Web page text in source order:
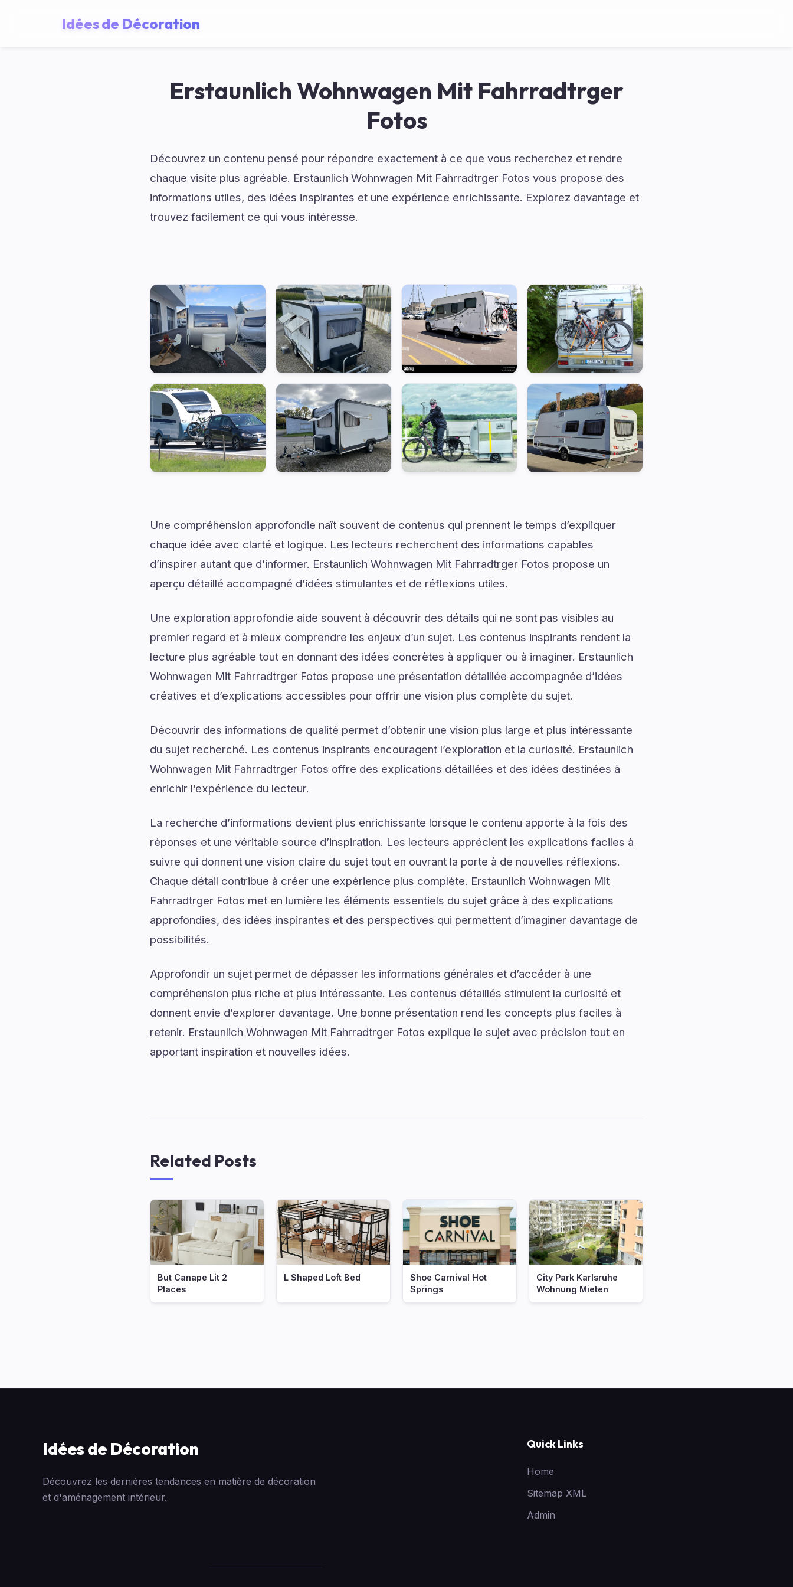
Idées de Décoration
Erstaunlich Wohnwagen Mit Fahrradtrger
Fotos
Découvrez un contenu pensé pour répondre exactement à ce que vous recherchez et rendre
chaque visite plus agréable. Erstaunlich Wohnwagen Mit Fahrradtrger Fotos vous propose des
informations utiles, des idées inspirantes et une expérience enrichissante. Explorez davantage et
trouvez facilement ce qui vous intéresse.
Une compréhension approfondie naît souvent de contenus qui prennent le temps d’expliquer
chaque idée avec clarté et logique. Les lecteurs recherchent des informations capables
d’inspirer autant que d’informer. Erstaunlich Wohnwagen Mit Fahrradtrger Fotos propose un
aperçu détaillé accompagné d’idées stimulantes et de réflexions utiles.
Une exploration approfondie aide souvent à découvrir des détails qui ne sont pas visibles au
premier regard et à mieux comprendre les enjeux d’un sujet. Les contenus inspirants rendent la
lecture plus agréable tout en donnant des idées concrètes à appliquer ou à imaginer. Erstaunlich
Wohnwagen Mit Fahrradtrger Fotos propose une présentation détaillée accompagnée d’idées
créatives et d’explications accessibles pour offrir une vision plus complète du sujet.
Découvrir des informations de qualité permet d’obtenir une vision plus large et plus intéressante
du sujet recherché. Les contenus inspirants encouragent l’exploration et la curiosité. Erstaunlich
Wohnwagen Mit Fahrradtrger Fotos offre des explications détaillées et des idées destinées à
enrichir l’expérience du lecteur.
La recherche d’informations devient plus enrichissante lorsque le contenu apporte à la fois des
réponses et une véritable source d’inspiration. Les lecteurs apprécient les explications faciles à
suivre qui donnent une vision claire du sujet tout en ouvrant la porte à de nouvelles réflexions.
Chaque détail contribue à créer une expérience plus complète. Erstaunlich Wohnwagen Mit
Fahrradtrger Fotos met en lumière les éléments essentiels du sujet grâce à des explications
approfondies, des idées inspirantes et des perspectives qui permettent d’imaginer davantage de
possibilités.
Approfondir un sujet permet de dépasser les informations générales et d’accéder à une
compréhension plus riche et plus intéressante. Les contenus détaillés stimulent la curiosité et
donnent envie d’explorer davantage. Une bonne présentation rend les concepts plus faciles à
retenir. Erstaunlich Wohnwagen Mit Fahrradtrger Fotos explique le sujet avec précision tout en
apportant inspiration et nouvelles idées.
Related Posts
But Canape Lit 2
Places
L Shaped Loft Bed
Shoe Carnival Hot
Springs
City Park Karlsruhe
Wohnung Mieten
Idées de Décoration
Découvrez les dernières tendances en matière de décoration
et d'aménagement intérieur.
Quick Links
Home
Sitemap XML
Admin